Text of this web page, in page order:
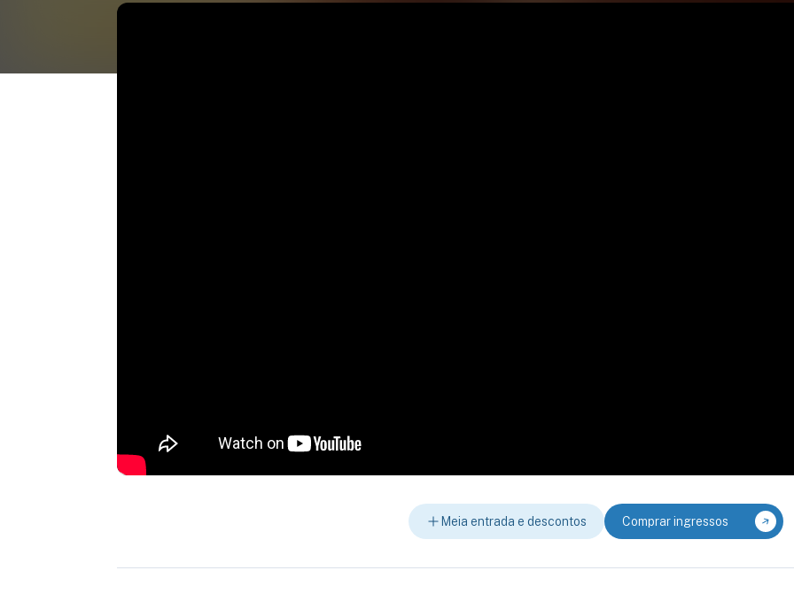
Meia entrada e descontos Comprar ingressos